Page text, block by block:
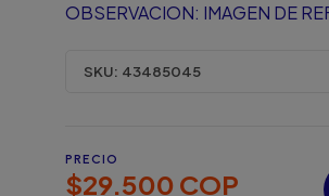
OBSERVACION: IMAGEN DE
SKU: 43485045
PRECIO
$29.500 COP